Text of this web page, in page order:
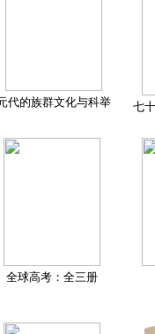
代的族群文化与科举 七
全球高考：全三册